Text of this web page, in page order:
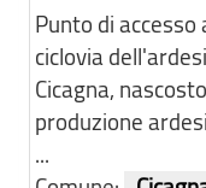
Punto di accesso
ciclovia
Cicagna,
produzione
...